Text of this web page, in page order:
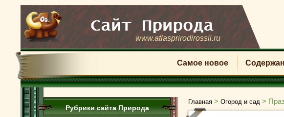
www.atlasprirodirossii.ru
Самое новое
Рубрики сайта Природа
Главная > Огород и сад >